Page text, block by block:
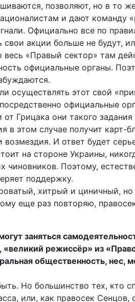
позволяют, но в то
и дают команду
Официально все по
свои акции больше не будут,
весь «Правый сектор» там
официальные органы.
осуществлять этот свой
официальные
Грицака они такого задания
в этом случае получит карт-
возмездия. И ответ будет
на стороне Украины,
чиновников. Поэтому,
поддержку.
хитрый и циничный, но
еще раз повторяю,
заняться
режиссёр» из
общественность, нес,
Но большинство тех, кто
или, как правосек